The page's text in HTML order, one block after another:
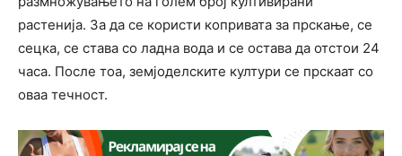
растенија. За да се користи копривата за прскање, се
сецка, се става со ладна вода и се остава да отстои 24
часа. После тоа, земјоделските култури се прскаат со
оваа течност.